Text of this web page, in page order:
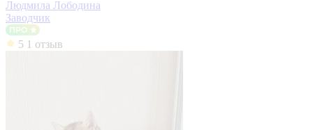
Людмила Лободина
Заводчик
5 1 отзыв